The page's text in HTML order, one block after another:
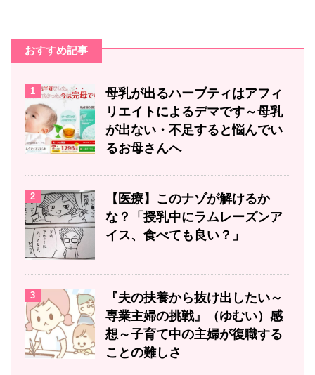
おすすめ記事
1
母乳が出るハーブティはアフィ
リエイトによるデマです～母乳
が出ない・不足すると悩んでい
るお母さんへ
2
【医療】このナゾが解けるか
な？「授乳中にラムレーズンア
イス、食べても良い？」
3
『夫の扶養から抜け出したい～
専業主婦の挑戦』（ゆむい）感
想～子育て中の主婦が復職する
ことの難しさ